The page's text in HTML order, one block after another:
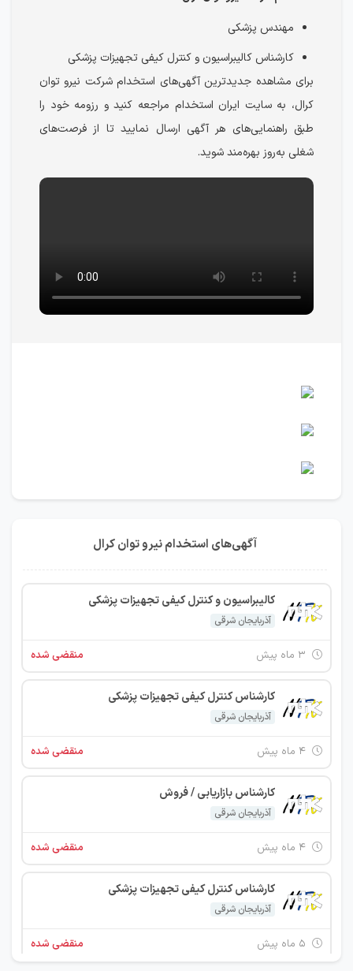
مهندس پزشکی
کارشناس کالیبراسیون و کنترل کیفی تجهیزات پزشکی
برای مشاهده جدیدترین آگهی‌های استخدام شرکت نیرو توان
کرال، به سایت ایران استخدام مراجعه کنید و رزومه خود را
طبق راهنمایی‌های هر آگهی ارسال نمایید تا از فرصت‌های
شغلی به‌روز بهره‌مند شوید.
آگهی‌های استخدام نیرو توان کرال
کالیبراسیون و کنترل کیفی تجهیزات پزشکی
آذربایجان شرقی
منقضی شده
کارشناس کنترل کیفی تجهیزات پزشکی
آذربایجان شرقی
منقضی شده
کارشناس بازاریابی / فروش
آذربایجان شرقی
منقضی شده
کارشناس کنترل کیفی تجهیزات پزشکی
آذربایجان شرقی
منقضی شده